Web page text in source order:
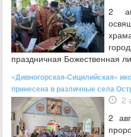
2
праздничная Божественная
«Дивногорская-Сицилийская»
принесена в различные села
2
2